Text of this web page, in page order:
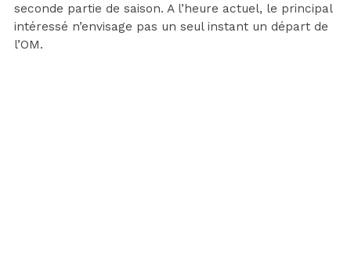
seconde partie de saison. A l’heure actuel, le principal
intéressé n’envisage pas un seul instant un départ de
l’OM.